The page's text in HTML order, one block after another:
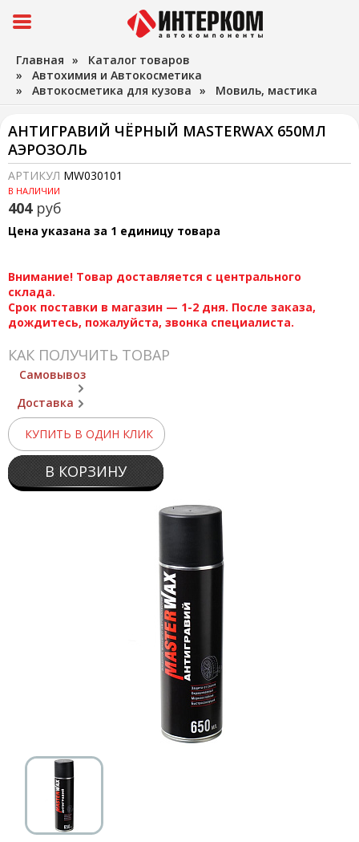
Главная » Каталог товаров
» Автохимия и Автокосметика
» Автокосметика для кузова » Мовиль, мастика
АНТИГРАВИЙ ЧЁРНЫЙ MASTERWAX 650МЛ
АЭРОЗОЛЬ
АРТИКУЛ MW030101
В НАЛИЧИИ
404 руб
Цена указана за 1 единицу товара
Внимание! Товар доставляется с центрального
склада.
Срок поставки в магазин — 1-2 дня. После заказа,
дождитесь, пожалуйста, звонка специалиста.
КАК ПОЛУЧИТЬ ТОВАР
Самовывоз
Доставка
КУПИТЬ В ОДИН КЛИК
В КОРЗИНУ